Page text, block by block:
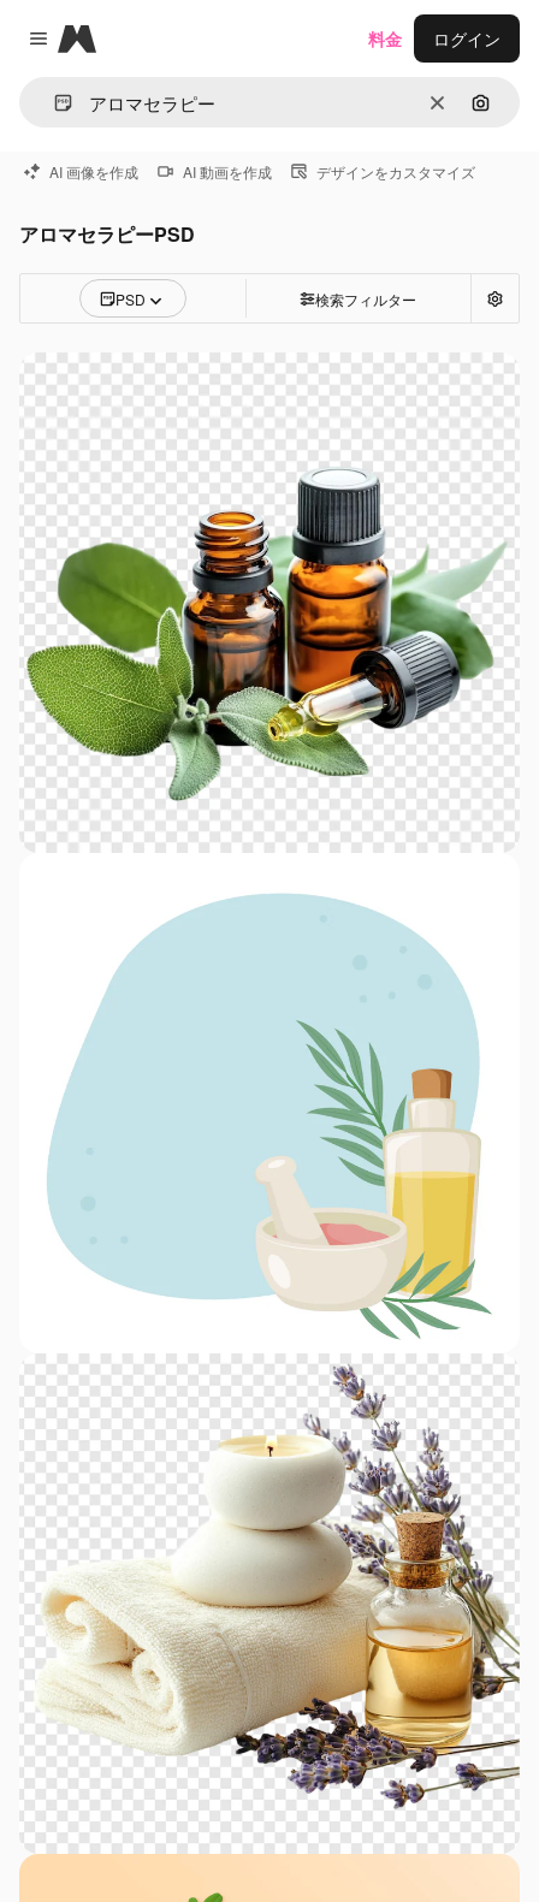
Close menu
Magnific
消去 画像で
料金 ログイン
AI 画像を作成 AI 動画を作成 デザインをカスタマイズ
アロマセラピーPSD
PSD 検索フィルター